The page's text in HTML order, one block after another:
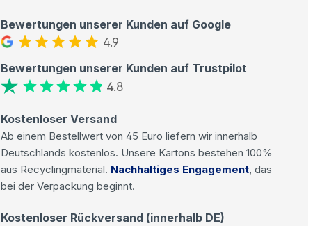
Bewertungen unserer Kunden auf Google
4.9
Bewertungen unserer Kunden auf Trustpilot
4.8
Kostenloser Versand
Ab einem Bestellwert von 45 Euro liefern wir innerhalb
Deutschlands kostenlos. Unsere Kartons bestehen 100%
aus Recyclingmaterial. Nachhaltiges Engagement, das
bei der Verpackung beginnt.
Kostenloser Rückversand (innerhalb DE)